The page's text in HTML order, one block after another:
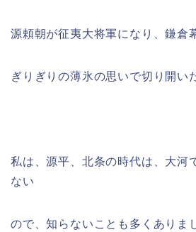
源頼朝が征夷大将軍になり、鎌倉
ぎりぎりの薄氷の思いで切り開い
私は、源平、北条の時代は、大河
ない
ので、知らないことも多くありま